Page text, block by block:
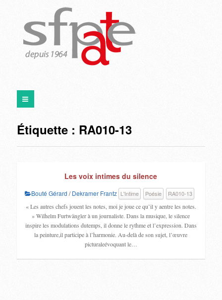
Étiquette : RA010-13
Les voix intimes du silence
Bouté Gérard /Dekramer Frantz L'Intime Poésie
RA010-13
« Les autres chefs jouent les notes, moi je joue ce qu’il y aentre les notes.
» Wilhelm Furtwängler à un journaliste. Dans la musique, le silence
inspire les modulations dutemps, il donne le rythme et l’expression. Dans
la peinture,il participe à l’harmonie. Au-delà de son sujet, l’œuvre
picturaleévoquant le…